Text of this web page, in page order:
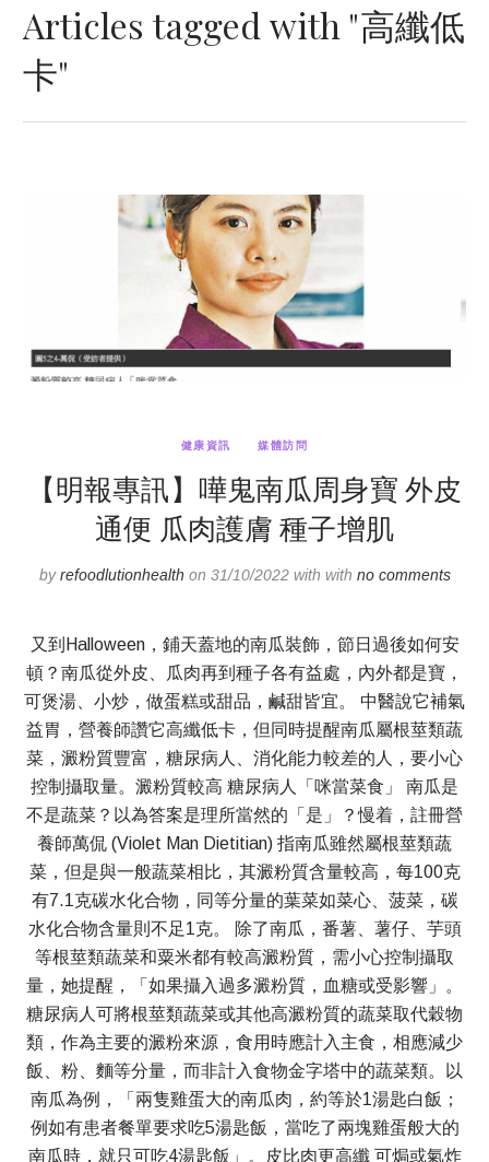
Articles tagged with "高纖低
卡"
健康資訊 媒體訪問
【明報專訊】嘩鬼南瓜周身寶 外皮
通便 瓜肉護膚 種子增肌
byrefoodlutionhealth on 31/10/2022 with with no comments
又到Halloween，鋪天蓋地的南瓜裝飾，節日過後如何安
頓？南瓜從外皮、瓜肉再到種子各有益處，內外都是寶，
可煲湯、小炒，做蛋糕或甜品，鹹甜皆宜。 中醫說它補氣
益胃，營養師讚它高纖低卡，但同時提醒南瓜屬根莖類蔬
菜，澱粉質豐富，糖尿病人、消化能力較差的人，要小心
控制攝取量。澱粉質較高 糖尿病人「咪當菜食」 南瓜是
不是蔬菜？以為答案是理所當然的「是」？慢着，註冊營
養師萬侃 (Violet Man Dietitian) 指南瓜雖然屬根莖類蔬
菜，但是與一般蔬菜相比，其澱粉質含量較高，每100克
有7.1克碳水化合物，同等分量的葉菜如菜心、菠菜，碳
水化合物含量則不足1克。 除了南瓜，番薯、薯仔、芋頭
等根莖類蔬菜和粟米都有較高澱粉質，需小心控制攝取
量，她提醒，「如果攝入過多澱粉質，血糖或受影響」。
糖尿病人可將根莖類蔬菜或其他高澱粉質的蔬菜取代穀物
類，作為主要的澱粉來源，食用時應計入主食，相應減少
飯、粉、麵等分量，而非計入食物金字塔中的蔬菜類。以
南瓜為例，「兩隻雞蛋大的南瓜肉，約等於1湯匙白飯；
例如有患者餐單要求吃5湯匙飯，當吃了兩塊雞蛋般大的
南瓜時，就只可吃4湯匙飯」。皮比肉更高纖 可焗或氣炸